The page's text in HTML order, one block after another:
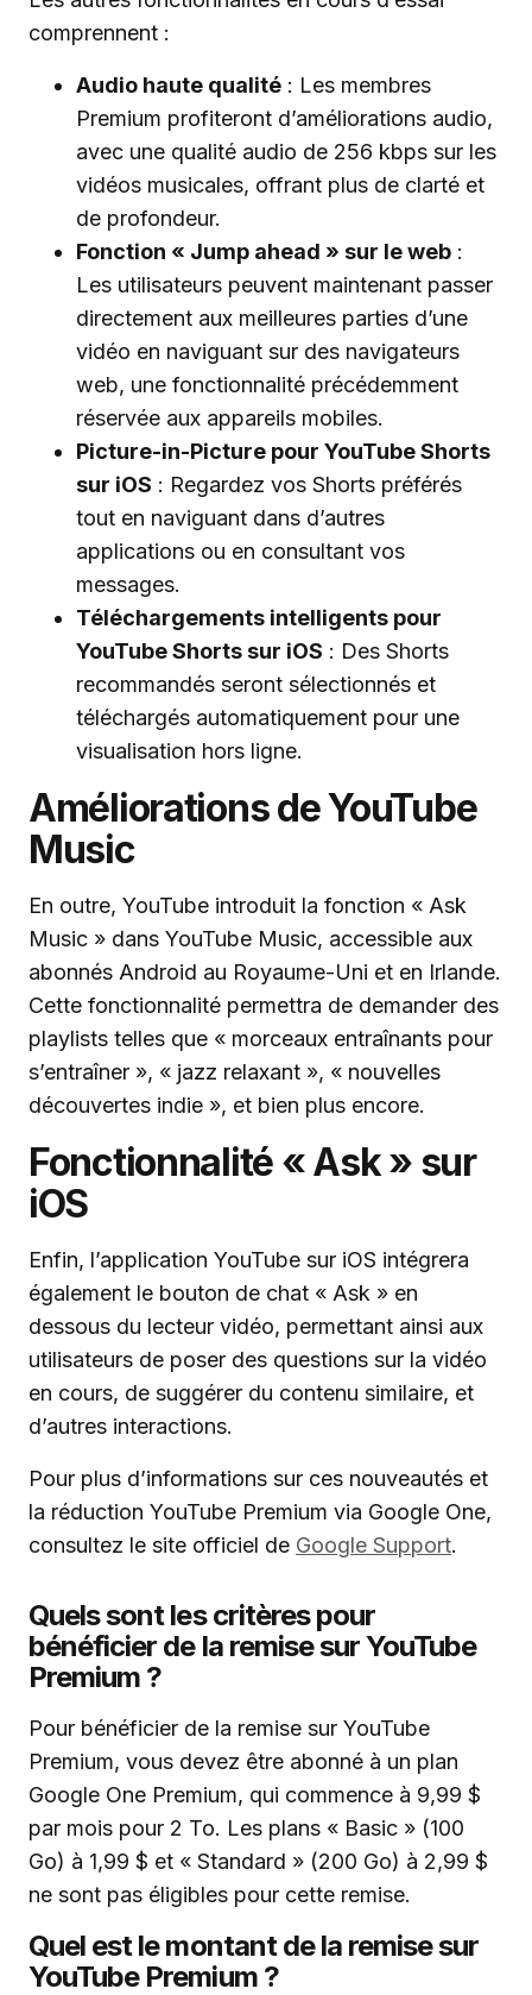
comprennent :
Audio haute qualité : Les membres
Premium profiteront d’améliorations audio,
avec une qualité audio de 256 kbps sur les
vidéos musicales, offrant plus de clarté et
de profondeur.
Fonction « Jump ahead » sur le web :
Les utilisateurs peuvent maintenant passer
directement aux meilleures parties d’une
vidéo en naviguant sur des navigateurs
web, une fonctionnalité précédemment
réservée aux appareils mobiles.
Picture-in-Picture pour YouTube Shorts
sur iOS : Regardez vos Shorts préférés
tout en naviguant dans d’autres
applications ou en consultant vos
messages.
Téléchargements intelligents pour
YouTube Shorts sur iOS : Des Shorts
recommandés seront sélectionnés et
téléchargés automatiquement pour une
visualisation hors ligne.
Améliorations de YouTube
Music
En outre, YouTube introduit la fonction « Ask
Music » dans YouTube Music, accessible aux
abonnés Android au Royaume-Uni et en Irlande.
Cette fonctionnalité permettra de demander des
playlists telles que « morceaux entraînants pour
s’entraîner », « jazz relaxant », « nouvelles
découvertes indie », et bien plus encore.
Fonctionnalité « Ask » sur
iOS
Enfin, l’application YouTube sur iOS intégrera
également le bouton de chat « Ask » en
dessous du lecteur vidéo, permettant ainsi aux
utilisateurs de poser des questions sur la vidéo
en cours, de suggérer du contenu similaire, et
d’autres interactions.
Pour plus d’informations sur ces nouveautés et
la réduction YouTube Premium via Google One,
consultez le site officiel de Google Support.
Quels sont les critères pour
bénéficier de la remise sur YouTube
Premium ?
Pour bénéficier de la remise sur YouTube
Premium, vous devez être abonné à un plan
Google One Premium, qui commence à 9,99 $
par mois pour 2 To. Les plans « Basic » (100
Go) à 1,99 $ et « Standard » (200 Go) à 2,99 $
ne sont pas éligibles pour cette remise.
Quel est le montant de la remise sur
YouTube Premium ?